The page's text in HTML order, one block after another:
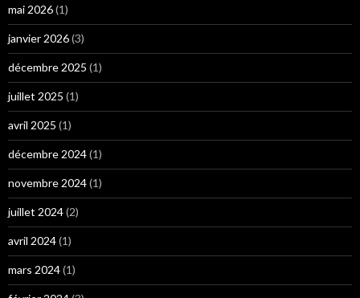
mai 2026(1)
janvier 2026(3)
décembre 2025 (1)
juillet 2025 (1)
avril 2025 (1)
décembre 2024(1)
novembre 2024(1)
juillet 2024(2)
avril 2024(1)
mars 2024(1)